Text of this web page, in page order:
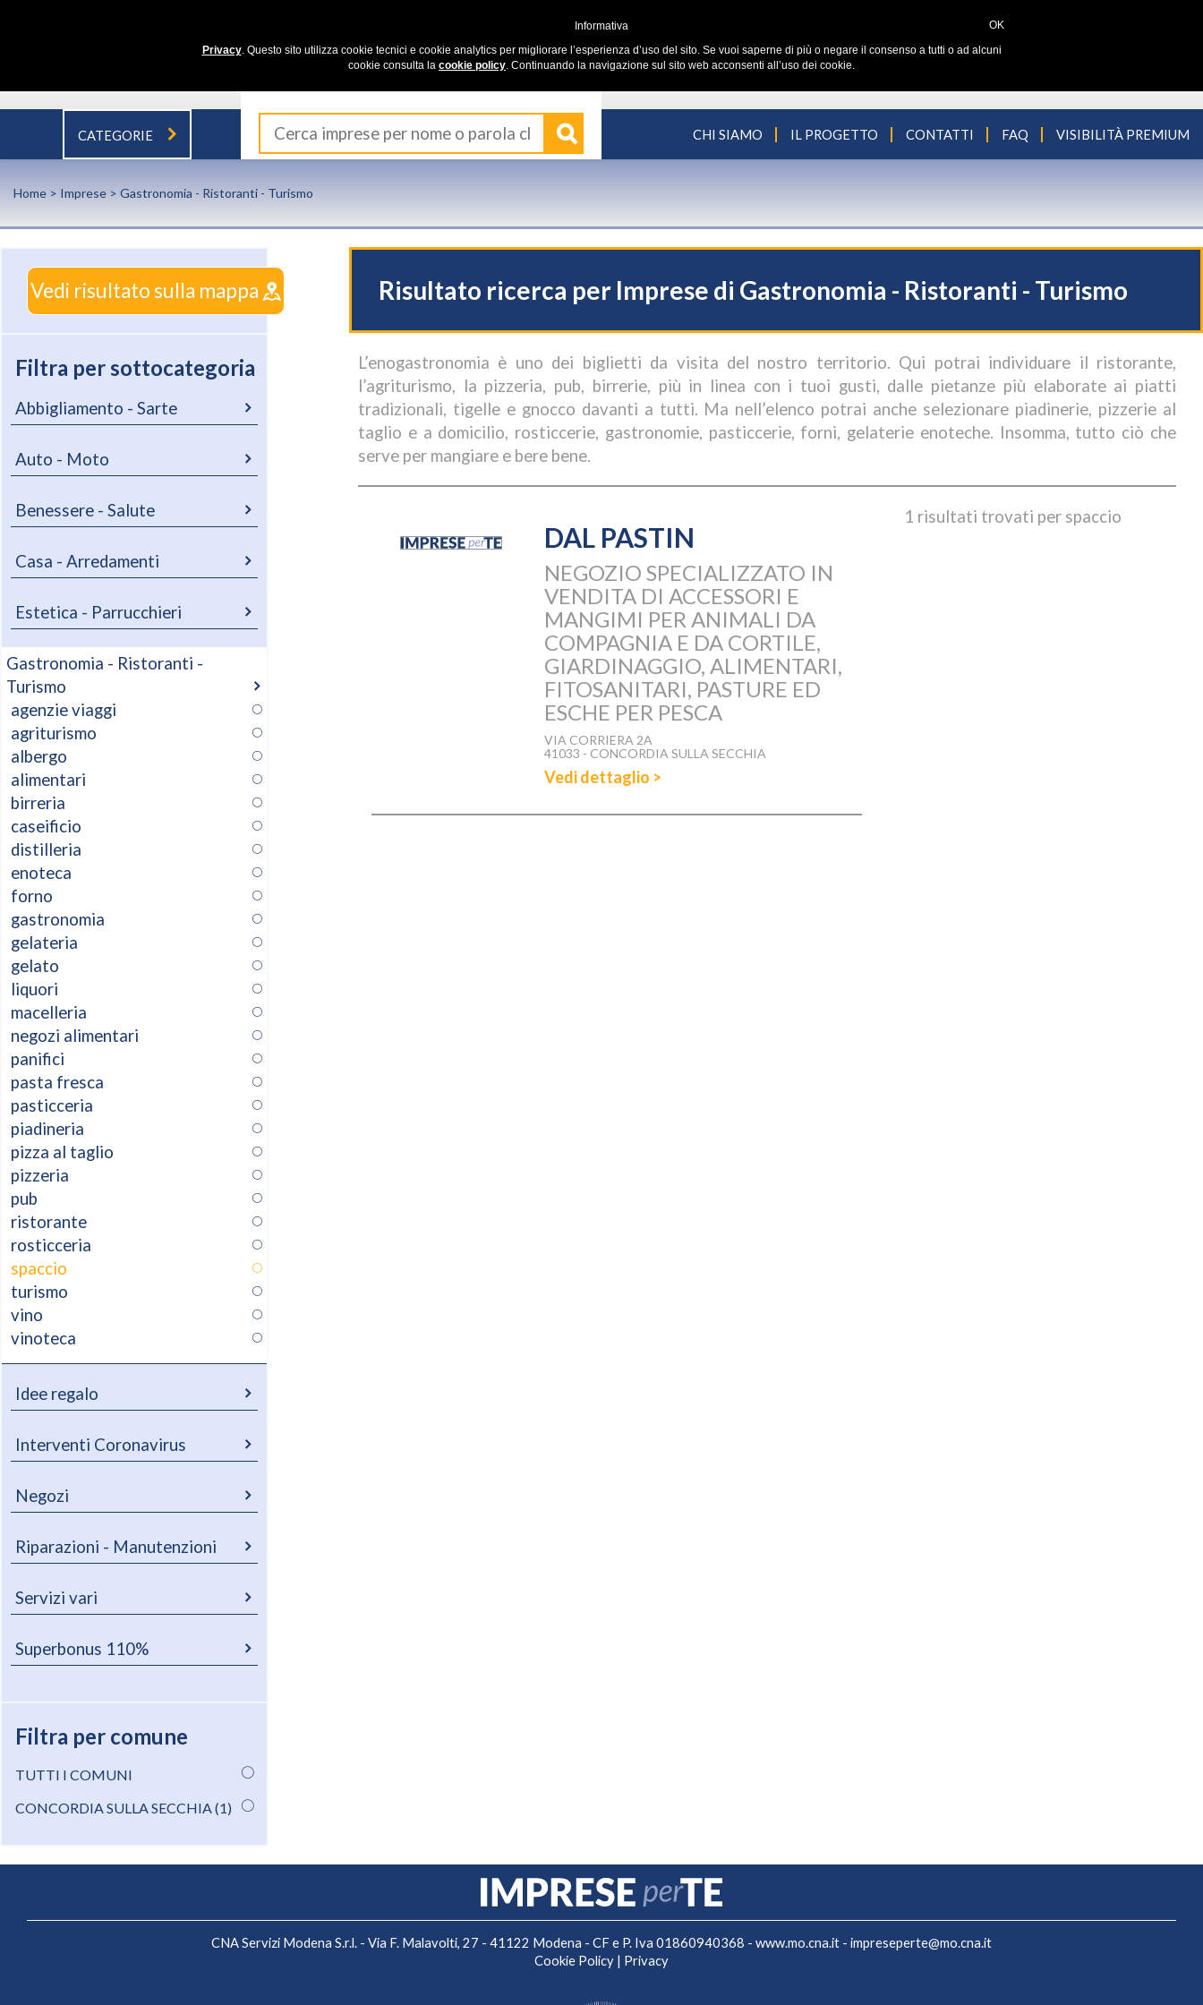
CATEGORIE CHI SIAMO IL PROGETTO CONTATTI FAQ VISIBILITÀ PREMIUM
Home > Imprese > Gastronomia - Ristoranti - Turismo
Vedi risultato sulla mappa
Filtra per sottocategoria
Abbigliamento - Sarte
Auto - Moto
Benessere - Salute
Casa - Arredamenti
Estetica - Parrucchieri
Gastronomia - Ristoranti -
Turismo
agenzie viaggi
agriturismo
albergo
alimentari
birreria
caseificio
distilleria
enoteca
forno
gastronomia
gelateria
gelato
liquori
macelleria
negozi alimentari
panifici
pasta fresca
pasticceria
piadineria
pizza al taglio
pizzeria
pub
ristorante
rosticceria
spaccio
turismo
vino
vinoteca
Idee regalo
Interventi Coronavirus
Negozi
Riparazioni - Manutenzioni
Servizi vari
Superbonus 110%
Filtra per comune
TUTTI I COMUNI
CONCORDIA SULLA SECCHIA (1)
Risultato ricerca per Imprese di Gastronomia - Ristoranti - Turismo
L’enogastronomia è uno dei biglietti da visita del nostro territorio. Qui potrai individuare il ristorante,
l’agriturismo, la pizzeria, pub, birrerie, più in linea con i tuoi gusti, dalle pietanze più elaborate ai piatti
tradizionali, tigelle e gnocco davanti a tutti. Ma nell’elenco potrai anche selezionare piadinerie, pizzerie al
taglio e a domicilio, rosticcerie, gastronomie, pasticcerie, forni, gelaterie enoteche. Insomma, tutto ciò che
serve per mangiare e bere bene.
1 risultati trovati per spaccio
DAL PASTIN
NEGOZIO SPECIALIZZATO IN
VENDITA DI ACCESSORI E
MANGIMI PER ANIMALI DA
COMPAGNIA E DA CORTILE,
GIARDINAGGIO, ALIMENTARI,
FITOSANITARI, PASTURE ED
ESCHE PER PESCA
VIA CORRIERA 2A
41033 - CONCORDIA SULLA SECCHIA
Vedi dettaglio >
CNA Servizi Modena S.r.l. - Via F. Malavolti, 27 - 41122 Modena - CF e P. Iva 01860940368 - www.mo.cna.it - impreseperte@mo.cna.it
Cookie Policy | Privacy
OK
Informativa
Privacy. Questo sito utilizza cookie tecnici e cookie analytics per migliorare l’esperienza d’uso del sito. Se vuoi saperne di più o negare il consenso a tutti o ad alcuni
cookie consulta la cookie policy. Continuando la navigazione sul sito web acconsenti all’uso dei cookie.